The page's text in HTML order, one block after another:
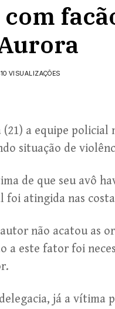
VISUALIZAÇÕES
(21) a equipe
situação de
de que seu avô
foi atingida nas
não acatou as
a este fator foi
já a vítima